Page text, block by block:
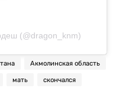
(@dragon_knm)
Акмолинская область
мать скончался